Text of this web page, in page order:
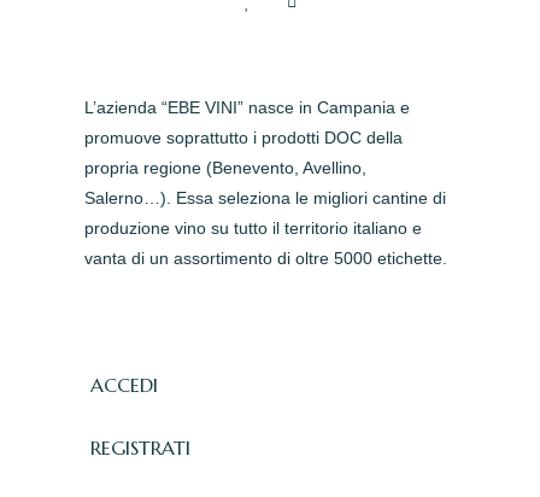
L’azienda “EBE VINI” nasce in Campania e
promuove soprattutto i prodotti DOC della
propria regione (Benevento, Avellino,
Salerno…). Essa seleziona le migliori cantine di
produzione vino su tutto il territorio italiano e
vanta di un assortimento di oltre 5000 etichette.
ACCEDI
REGISTRATI